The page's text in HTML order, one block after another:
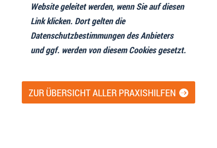
Website geleitet werden, wenn Sie auf diesen
Link klicken. Dort gelten die
Datenschutzbestimmungen des Anbieters
und ggf. werden von diesem Cookies gesetzt.
ZUR ÜBERSICHT ALLER PRAXISHILFEN